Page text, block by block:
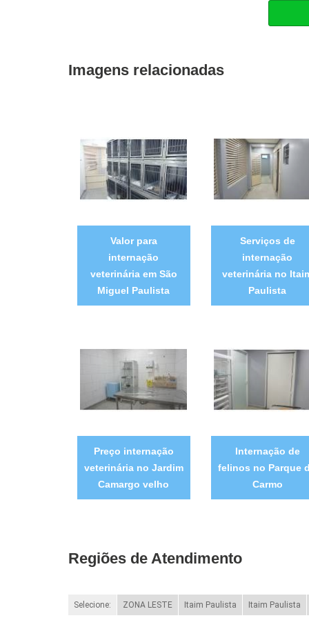
Imagens relacionadas
Valor para
internação
veterinária em São
Miguel Paulista
Serviços de
internação
veterinária no
Paulista
Preço internação
veterinária no Jardim
Camargo velho
Internação de
felinos no Parque
Carmo
Regiões de Atendimento
Selecione: ZONA LESTE Itaim Paulista Itaim Paulista